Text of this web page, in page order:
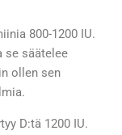
800-1200 IU.
se säätelee
ollen sen
D:tä 1200 IU.